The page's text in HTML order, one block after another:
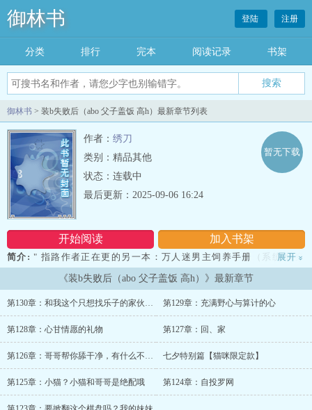
御林书 登陆 注册
分类 排行 完本 阅读记录 书架
御林书 > 装b失败后（abo 父子盖饭 高h）最新章节列表
作者： 绣刀
类别：精品其他
状态：连载中
开始阅读 加入书架
暂无下载
最后更新：2025-09-06 16:24
简介: " 指路作者正在更的另一本：万人迷男主饲养手册（系统 快穿
高H），点击直达，是一本更注重剧情更轻松的书。因为同时更新，
开始分流了，不过手心手背都是肉，大家一起看。?一句话简介：打工
踢到铁板了?第一人称简介：我叫陈然，一个伪装成Beta的残缺A级
倒卖抑制剂，以及——给那位脾气差到爆炸的S级Omega富二代沈
柯，当一条随叫随到的“狗”。如果服务态度能打分，我绝对是五星好
评的满分狗腿子。我演技精湛，苟得完美，眼看就能揣着毕业证远走
高飞。直到那个要命的夜晚。醉醺醺的沈大少爷，带着一身顶级O的
压迫感，一把掀开了我后颈的抑制贴——他滚烫的指尖捏住我瞬间僵
硬的腺体，笑声又冷又疯：“呵…原来你一直在骗我啊，我亲爱的小
展开 »
《装b失败后（abo 父子盖饭 高h）》最新章节
第130章：和我这个只想找乐子的家伙，做一 第129章：充满野心与算计的心
第128章：心甘情愿的礼物 第127章：回、家
第126章：哥哥帮你舔干净，有什么不对吗 七夕特别篇【猫咪限定款】
第125章：小猫？小猫和哥哥是绝配哦 第124章：自投罗网